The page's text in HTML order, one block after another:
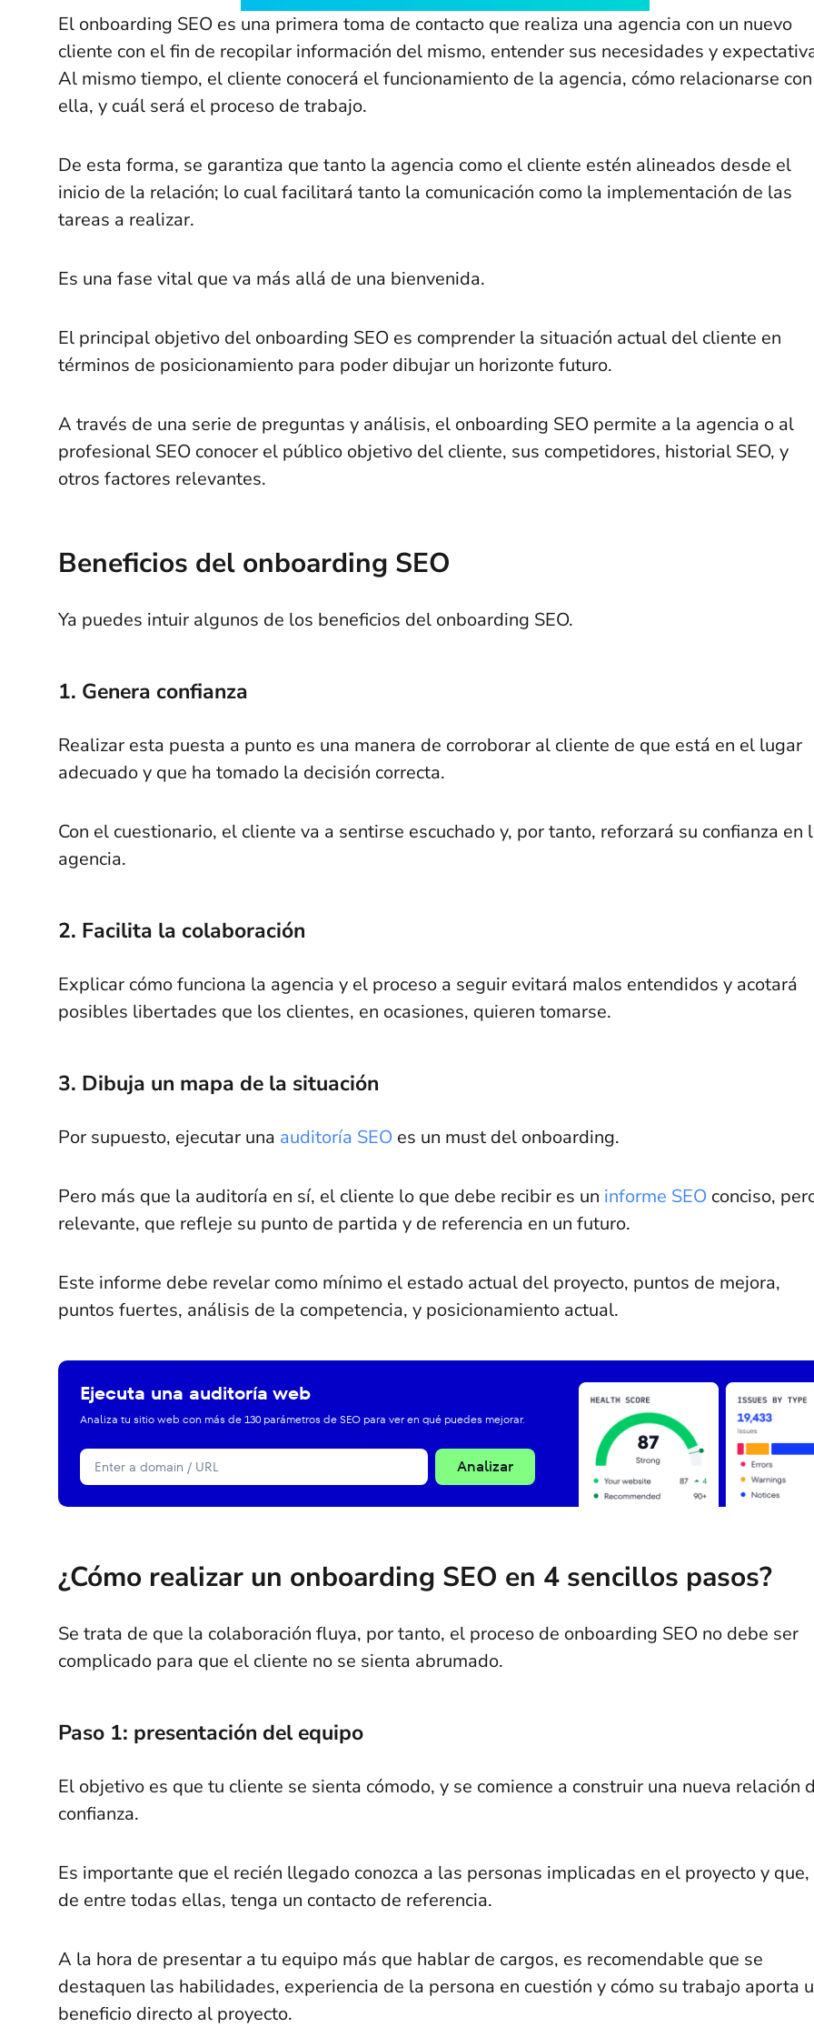
El onboarding SEO es una primera toma de contacto que realiza una agencia con un nuevo
cliente con el fin de recopilar información del mismo, entender sus necesidades y
Al mismo tiempo, el cliente conocerá el funcionamiento de la agencia, cómo relacionarse con
ella, y cuál será el proceso de trabajo.
De esta forma, se garantiza que tanto la agencia como el cliente estén alineados desde el
inicio de la relación; lo cual facilitará tanto la comunicación como la implementación de las
tareas a realizar.
Es una fase vital que va más allá de una bienvenida.
El principal objetivo del onboarding SEO es comprender la situación actual del cliente en
términos de posicionamiento para poder dibujar un horizonte futuro.
A través de una serie de preguntas y análisis, el onboarding SEO permite a la agencia o al
profesional SEO conocer el público objetivo del cliente, sus competidores, historial SEO, y
otros factores relevantes.
Beneficios del onboarding SEO
Ya puedes intuir algunos de los beneficios del onboarding SEO.
1. Genera confianza
Realizar esta puesta a punto es una manera de corroborar al cliente de que está en el lugar
adecuado y que ha tomado la decisión correcta.
Con el cuestionario, el cliente va a sentirse escuchado y, por tanto, reforzará su confianza en
agencia.
2. Facilita la colaboración
Explicar cómo funciona la agencia y el proceso a seguir evitará malos entendidos y acotará
posibles libertades que los clientes, en ocasiones, quieren tomarse.
3. Dibuja un mapa de la situación
Por supuesto, ejecutar una auditoría SEO es un must del onboarding.
Pero más que la auditoría en sí, el cliente lo que debe recibir es un informe SEO conciso,
relevante, que refleje su punto de partida y de referencia en un futuro.
Este informe debe revelar como mínimo el estado actual del proyecto, puntos de mejora,
puntos fuertes, análisis de la competencia, y posicionamiento actual.
Ejecuta una auditoría web
Analiza tu sitio web con más de 130 parámetros de SEO para ver en qué puedes mejorar.
Analizar
¿Cómo realizar un onboarding SEO en 4 sencillos pasos?
Se trata de que la colaboración fluya, por tanto, el proceso de onboarding SEO no debe ser
complicado para que el cliente no se sienta abrumado.
Paso 1: presentación del equipo
El objetivo es que tu cliente se sienta cómodo, y se comience a construir una nueva relación
confianza.
Es importante que el recién llegado conozca a las personas implicadas en el proyecto y que,
de entre todas ellas, tenga un contacto de referencia.
A la hora de presentar a tu equipo más que hablar de cargos, es recomendable que se
destaquen las habilidades, experiencia de la persona en cuestión y cómo su trabajo aporta
beneficio directo al proyecto.